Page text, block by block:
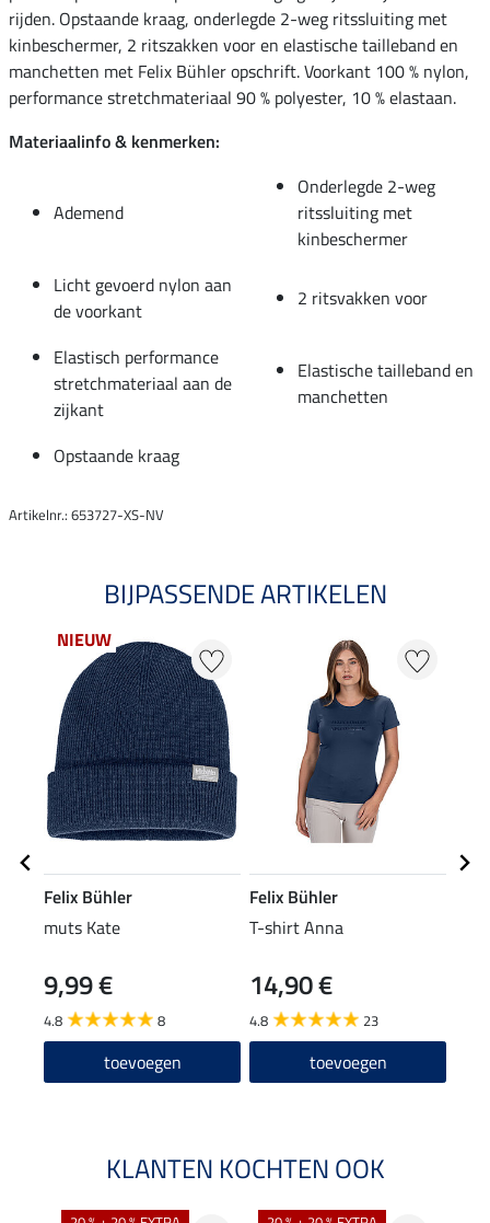
rijden. Opstaande kraag, onderlegde 2-weg ritssluiting met
kinbeschermer, 2 ritszakken voor en elastische tailleband en
manchetten met Felix Bühler opschrift. Voorkant 100 % nylon,
performance stretchmateriaal 90 % polyester, 10 % elastaan.
Materiaalinfo & kenmerken:
Ademend
Onderlegde 2-weg
ritssluiting met
kinbeschermer
Licht gevoerd nylon aan
de voorkant
2 ritsvakken voor
Elastisch performance
stretchmateriaal aan de
zijkant
Elastische tailleband en
manchetten
Opstaande kraag
Artikelnr.: 653727-XS-NV
BIJPASSENDE ARTIKELEN
NIEUW
Felix Bühler
muts Kate
9,99 €
4.8 8
toevoegen
Felix Bühler
T-shirt Anna
14,90 €
4.8 23
toevoegen
KLANTEN KOCHTEN OOK